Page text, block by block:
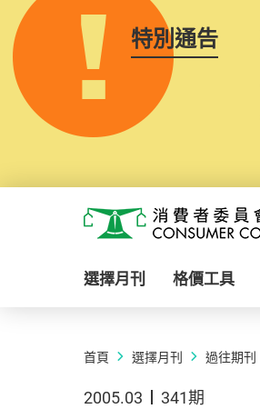
特別通告
消費者委員會
選擇月刊 格價工具
首頁 選擇月刊 過往期刊
2005.03 341期